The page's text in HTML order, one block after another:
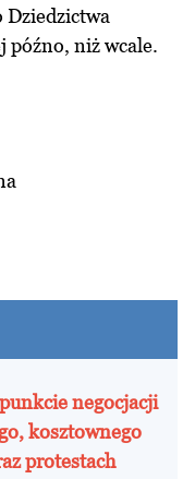
Dziedzictwa
późno, niż wcale.
negocjacji
kosztownego
protestach